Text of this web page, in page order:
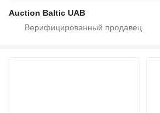
Auction Baltic UAB